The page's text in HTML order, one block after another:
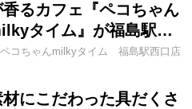
香るカフェ『ペコちゃん
タイム』が福島駅…
ペコちゃんmilkyタイム 福島駅西口店
にこだわった具だくさ